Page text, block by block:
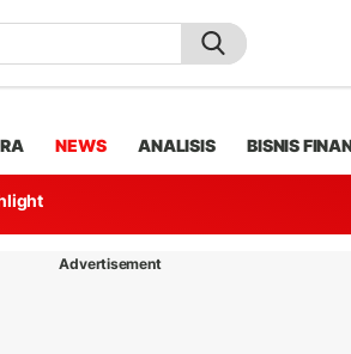
NEWS ANALISIS BISNIS
Advertisement